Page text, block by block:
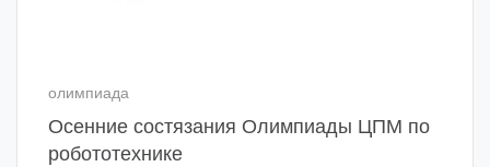
олимпиада
Осенние состязания Олимпиады ЦПМ по
робототехнике